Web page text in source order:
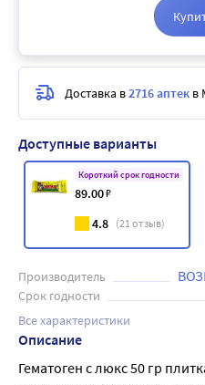
Доступные варианты
Короткий срок годности
89.00₽
4.8 (21отзыв)
Производитель
Срок годности
Все характеристики
Описание
Гематоген с люкс 50 гр
Доставка в2716 аптек в